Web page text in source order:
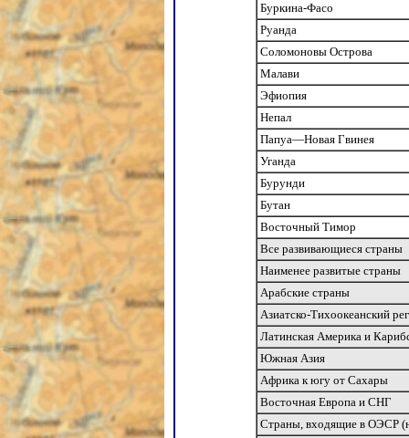
Буркина-Фасо
Руанда
Соломоновы Острова
Малави
Эфиопия
Непал
Папуа—Новая Гвинея
Уганда
Бурунди
Бутан
Восточный Тимор
Все развивающиеся страны
Наименее развитые страны
Арабские страны
Азиатско-Тихоокеанский
Латинская Америка и
Южная Азия
Африка к югу от Сахары
Восточная Европа и СНГ
Страны, входящие в ОЭСР